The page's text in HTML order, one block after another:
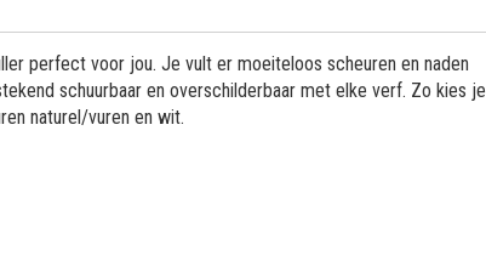
perfect voor jou. Je vult er moeiteloos scheuren en naden
schuurbaar en overschilderbaar met elke verf. Zo kies je
naturel/vuren en wit.